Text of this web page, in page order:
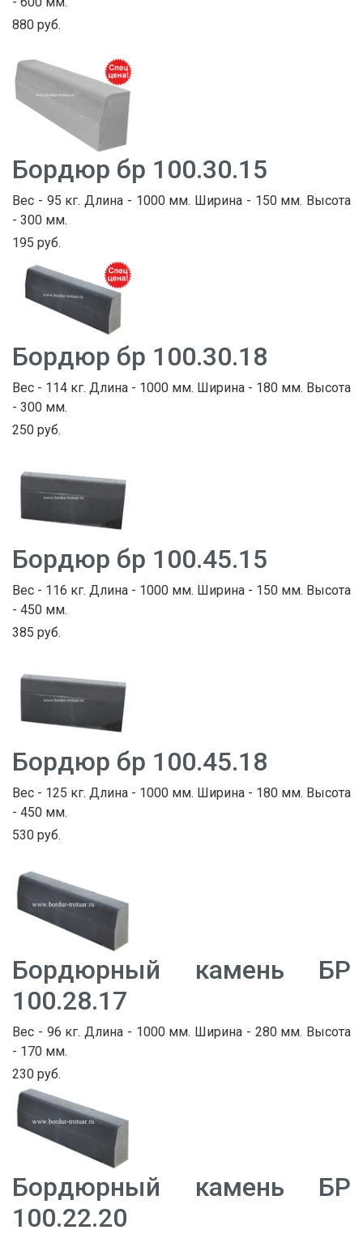
880 руб.
Бордюр бр 100.30.15
Вес - 95 кг. Длина - 1000 мм. Ширина - 150 мм. Высота
- 300 мм.
195 руб.
Бордюр бр 100.30.18
Вес - 114 кг. Длина - 1000 мм. Ширина - 180 мм. Высота
- 300 мм.
250 руб.
Бордюр бр 100.45.15
Вес - 116 кг. Длина - 1000 мм. Ширина - 150 мм. Высота
- 450 мм.
385 руб.
Бордюр бр 100.45.18
Вес - 125 кг. Длина - 1000 мм. Ширина - 180 мм. Высота
- 450 мм.
530 руб.
Бордюрный камень БР
100.28.17
Вес - 96 кг. Длина - 1000 мм. Ширина - 280 мм. Высота
- 170 мм.
230 руб.
Бордюрный камень БР
100.22.20